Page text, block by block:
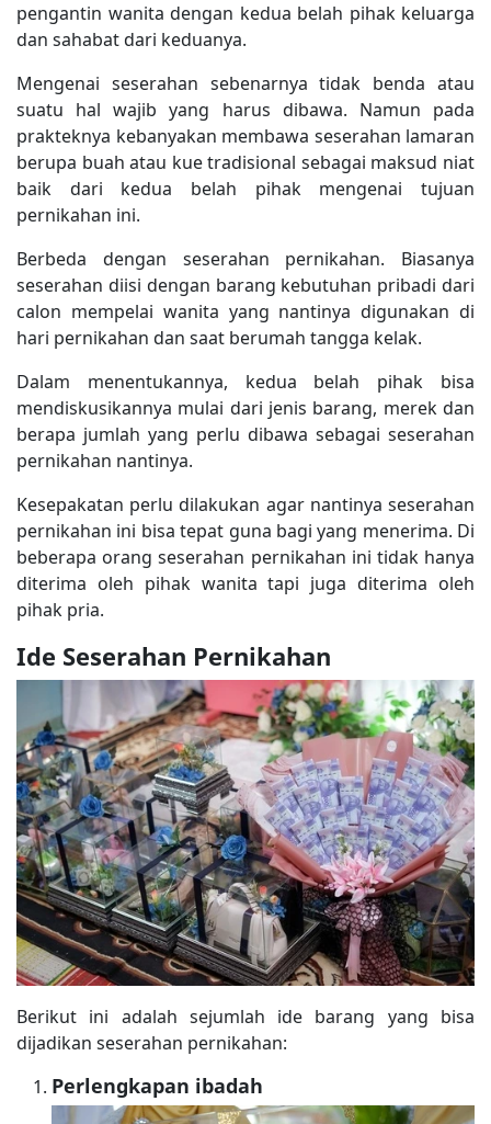
pengantin wanita dengan kedua belah pihak keluarga
dan sahabat dari keduanya.
Mengenai seserahan sebenarnya tidak benda atau
suatu hal wajib yang harus dibawa. Namun pada
prakteknya kebanyakan membawa seserahan lamaran
berupa buah atau kue tradisional sebagai maksud niat
baik dari kedua belah pihak mengenai tujuan
pernikahan ini.
Berbeda dengan seserahan pernikahan. Biasanya
seserahan diisi dengan barang kebutuhan pribadi dari
calon mempelai wanita yang nantinya digunakan di
hari pernikahan dan saat berumah tangga kelak.
Dalam menentukannya, kedua belah pihak bisa
mendiskusikannya mulai dari jenis barang, merek dan
berapa jumlah yang perlu dibawa sebagai seserahan
pernikahan nantinya.
Kesepakatan perlu dilakukan agar nantinya seserahan
pernikahan ini bisa tepat guna bagi yang menerima. Di
beberapa orang seserahan pernikahan ini tidak hanya
diterima oleh pihak wanita tapi juga diterima oleh
pihak pria.
Ide Seserahan Pernikahan
Berikut ini adalah sejumlah ide barang yang bisa
dijadikan seserahan pernikahan:
Perlengkapan ibadah